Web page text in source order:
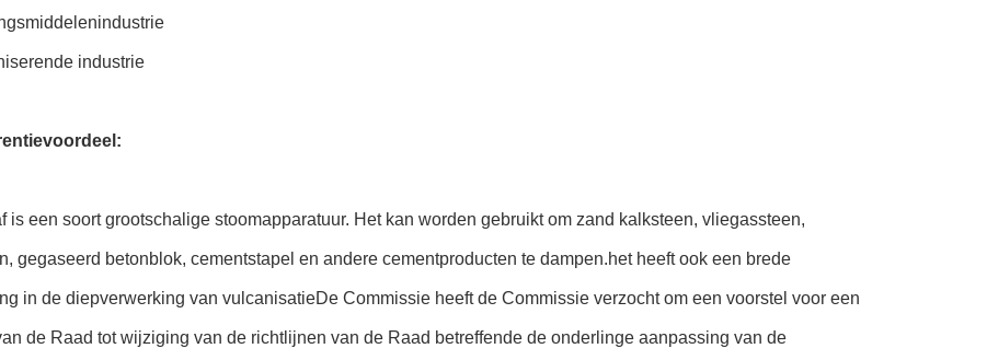
industrie
is een soort grootschalige stoomapparatuur. Het kan worden gebruikt om zand kalksteen, vliegassteen,
gegaseerd betonblok, cementstapel en andere cementproducten te dampen.het heeft ook een brede
in de diepverwerking van vulcanisatieDe Commissie heeft de Commissie verzocht om een voorstel voor een
de Raad tot wijziging van de richtlijnen van de Raad betreffende de onderlinge aanpassing van de